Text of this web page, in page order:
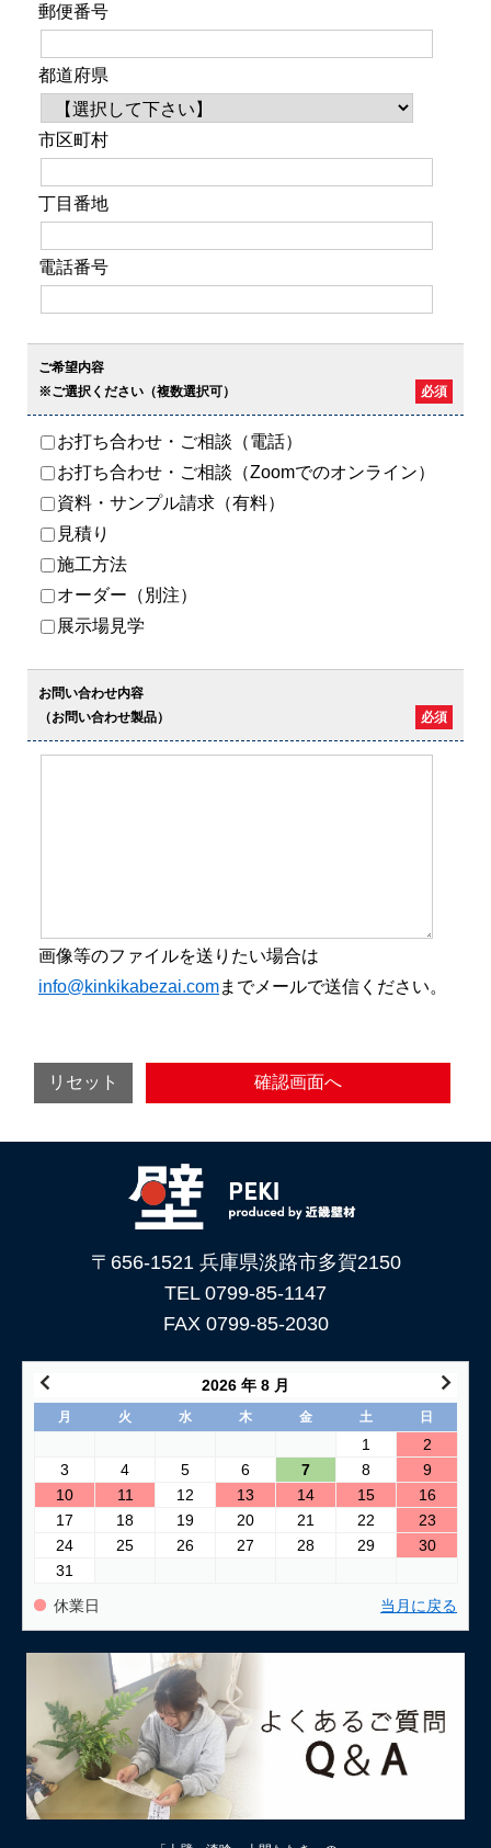
郵便番号
都道府県
市区町村
丁目番地
電話番号
ご希望内容
※ご選択ください（複数選択可）
必須
お打ち合わせ・ご相談（電話）
お打ち合わせ・ご相談（Zoomでのオンライン）
資料・サンプル請求（有料）
見積り
施工方法
オーダー（別注）
展示場見学
お問い合わせ内容
（お問い合わせ製品）
必須
画像等のファイルを送りたい場合は
info@kinkikabezai.comまでメールで送信ください。
〒656-1521 兵庫県淡路市多賀2150
TEL 0799-85-1147
FAX 0799-85-2030
2026 年 8 月
月 火 水 木 金 土 日
1
2
3
4 5 6 7 8
9
10
11 12 13 14 15
16
17
18 19 20 21 22
23
24
25 26 27 28 29
30
31
休業日 当月に戻る